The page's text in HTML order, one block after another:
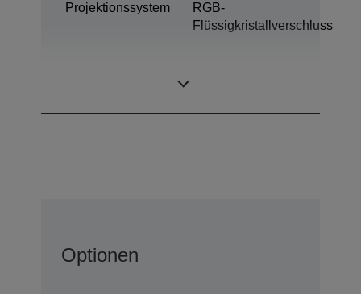
Projektionssystem
RGB-
Flüssigkristallverschluss
Optionen